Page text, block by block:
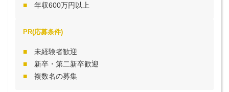
年収600万円以上
PR(応募条件)
未経験者歓迎
新卒・第二新卒歓迎
複数名の募集